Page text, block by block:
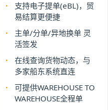
支持电子提单(eBL)，贸
易结算更便捷
主单/分单/异地换单 灵
活签发
在线查询货物动态，与
多家船东系统直连
可提供WAREHOUSE TO
WAREHOUSE全程单